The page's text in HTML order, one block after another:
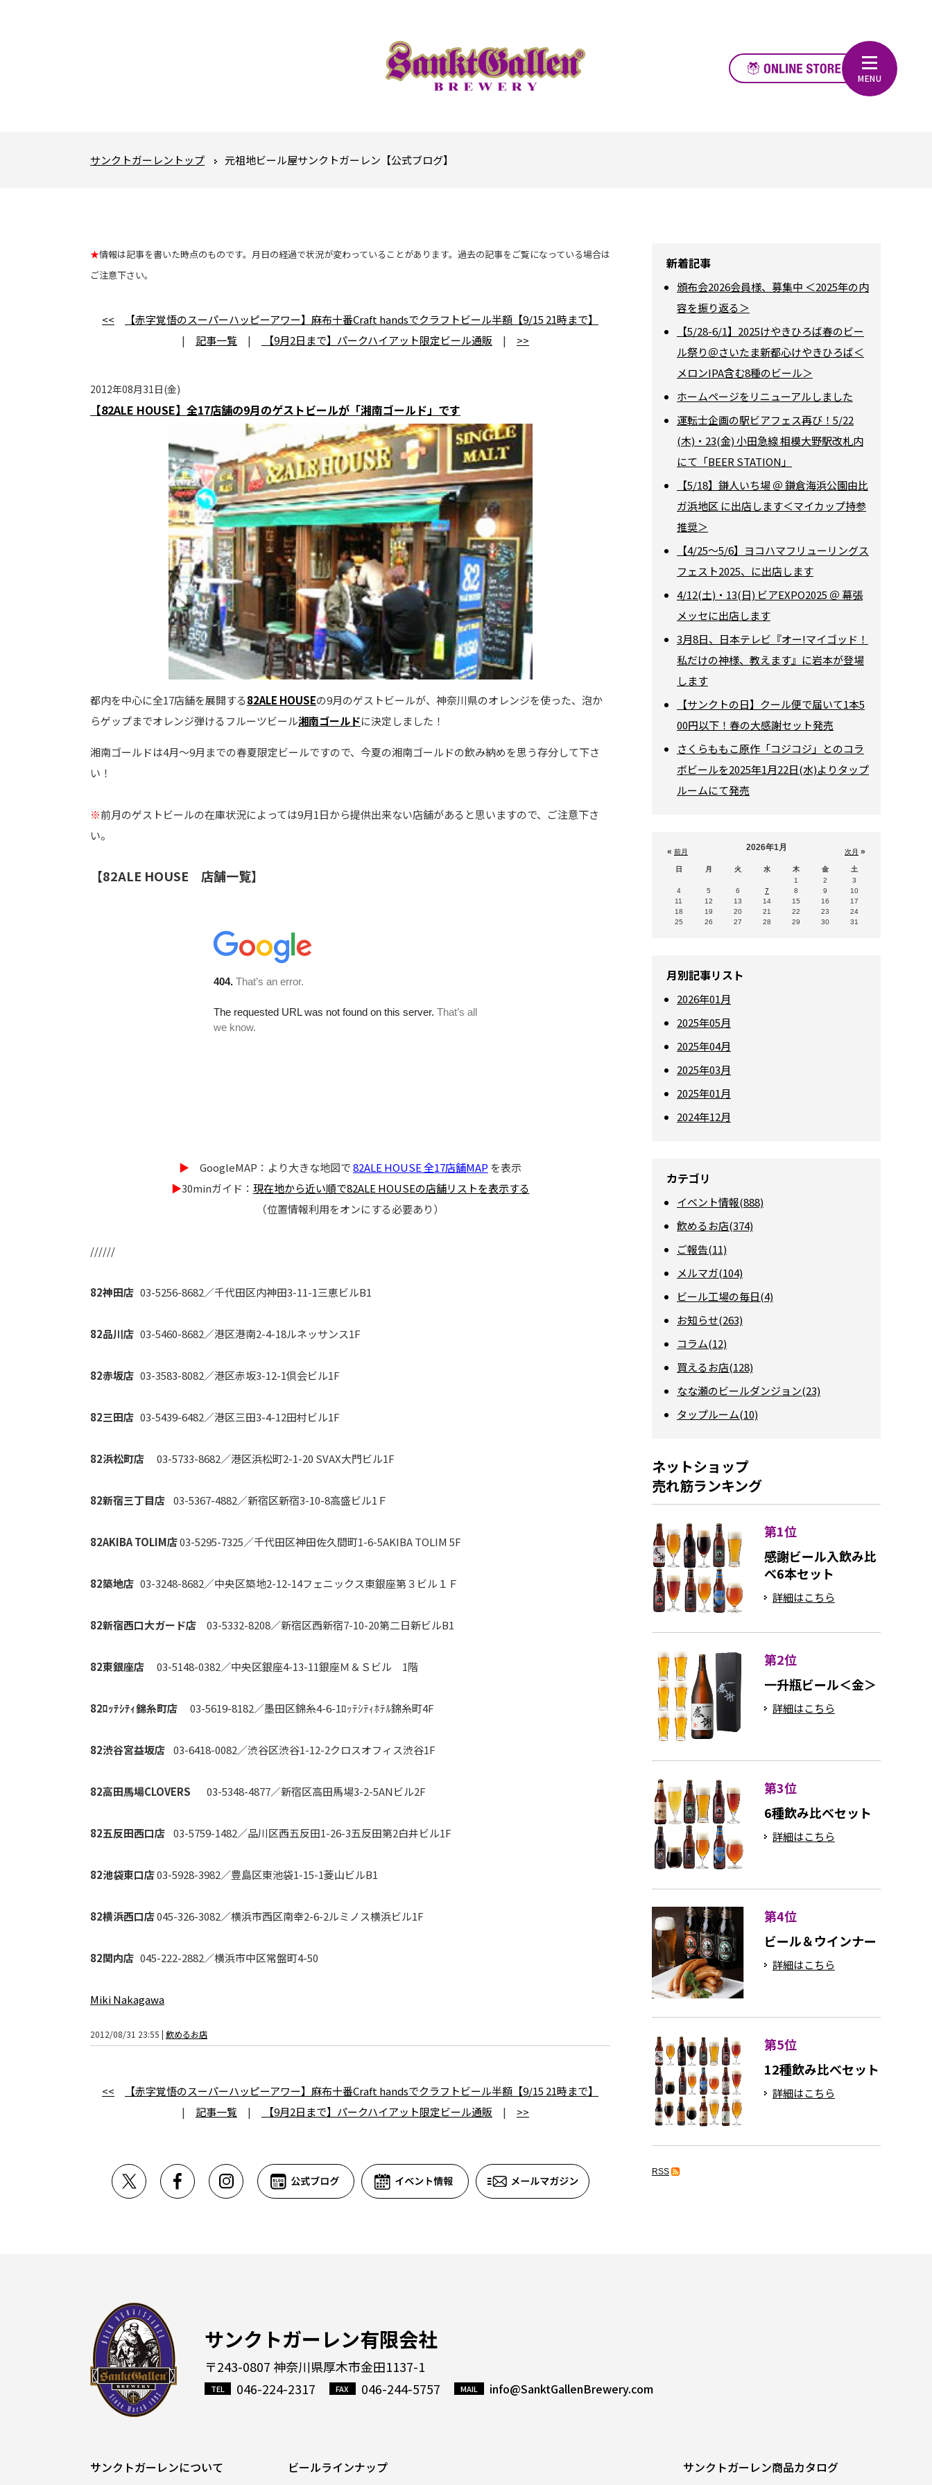
サンクトガーレントップ 元祖地ビール屋サンクトガーレン【公式ブログ】
★情報は記事を書いた時点のものです。月日の経過で状況が変わっていることがあります。過去の記事をご覧になっている場合は
ご注意下さい。
<<
【赤字覚悟のスーパーハッピーアワー】麻布十番Craft handsでクラフトビール半額【9/15 21時まで】
| 記事一覧 | 【9月2日まで】パークハイアット限定ビール通販 | >>
2012年08月31日(金)
【82ALE HOUSE】全17店舗の9月のゲストビールが「湘南ゴールド」です
都内を中心に全17店舗を展開する82ALE HOUSEの9月のゲストビールが、神奈川県のオレンジを使った、泡か
らゲップまでオレンジ弾けるフルーツビール湘南ゴールドに決定しました！
湘南ゴールドは4月～9月までの春夏限定ビールですので、今夏の湘南ゴールドの飲み納めを思う存分して下さ
い！
※前月のゲストビールの在庫状況によっては9月1日から提供出来ない店舗があると思いますので、ご注意下さ
い。
【82ALE HOUSE 店舗一覧】
▶ GoogleMAP：より大きな地図で82ALE HOUSE 全17店舗MAP を表示
▶30minガイド： 現在地から近い順で82ALE HOUSEの店舗リストを表示する
（位置情報利用をオンにする必要あり）
//////
82神田店 03-5256-8682／千代田区内神田3-11-1三恵ビルB1
82品川店 03-5460-8682／港区港南2-4-18ルネッサンス1F
82赤坂店 03-3583-8082／港区赤坂3-12-1倶会ビル1F
82三田店 03-5439-6482／港区三田3-4-12田村ビル1F
82浜松町店 03-5733-8682／港区浜松町2-1-20 SVAX大門ビル1F
82新宿三丁目店 03-5367-4882／新宿区新宿3-10-8高盛ビル1Ｆ
82AKIBA TOLIM店03-5295-7325／千代田区神田佐久間町1-6-5AKIBA TOLIM 5F
82築地店 03-3248-8682／中央区築地2-12-14フェニックス東銀座第３ビル１Ｆ
82新宿西口大ガード店 03-5332-8208／新宿区西新宿7-10-20第二日新ビルB1
82東銀座店 03-5148-0382／中央区銀座4-13-11銀座Ｍ＆Ｓビル 1階
82ﾛｯﾃｼﾃｨ錦糸町店 03-5619-8182／墨田区錦糸4-6-1ﾛｯﾃｼﾃｨﾎﾃﾙ錦糸町4F
82渋谷宮益坂店 03-6418-0082／渋谷区渋谷1-12-2クロスオフィス渋谷1F
82高田馬場CLOVERS 03-5348-4877／新宿区高田馬場3-2-5ANビル2F
82五反田西口店 03-5759-1482／品川区西五反田1-26-3五反田第2白井ビル1F
82池袋東口店03-5928-3982／豊島区東池袋1-15-1菱山ビルB1
82横浜西口店045-326-3082／横浜市西区南幸2-6-2ルミノス横浜ビル1F
82関内店 045-222-2882／横浜市中区常盤町4-50
Miki Nakagawa
2012/08/31 23:55 | 飲めるお店
<<
【赤字覚悟のスーパーハッピーアワー】麻布十番Craft handsでクラフトビール半額【9/15 21時まで】
| 記事一覧 | 【9月2日まで】パークハイアット限定ビール通販 | >>
新着記事
頒布会2026会員様、募集中 ＜2025年の内
容を振り返る＞
【5/28-6/1】2025けやきひろば春のビー
ル祭り＠さいたま新都心けやきひろば＜
メロンIPA含む8種のビール＞
ホームページをリニューアルしました
運転士企画の駅ビアフェス再び！5/22
(木)・23(金) 小田急線 相模大野駅改札内
にて「BEER STATION」
【5/18】鎌人いち場 ＠ 鎌倉海浜公園由比
ガ浜地区 に出店します＜マイカップ持参
推奨＞
【4/25～5/6】ヨコハマフリューリングス
フェスト2025、に出店します
4/12(土)・13(日) ビアEXPO2025 ＠ 幕張
メッセに出店します
3月8日、日本テレビ『オー!マイゴッド！
私だけの神様、教えます』に岩本が登場
します
【サンクトの日】クール便で届いて1本5
00円以下！春の大感謝セット発売
さくらももこ原作「コジコジ」とのコラ
ボビールを2025年1月22日(水)よりタップ
ルームにて発売
« 前月 次月 »
2026年1月
日 月 火 水 木 金
土
1
2
3
4
5 6 7 8 9
10
11
12 13 14 15 16
17
18
19 20 21 22 23
24
25
26 27 28 29 30 31
月別記事リスト
2026年01月
2025年05月
2025年04月
2025年03月
2025年01月
2024年12月
カテゴリ
イベント情報(888)
飲めるお店(374)
ご報告(11)
メルマガ(104)
ビール工場の毎日(4)
お知らせ(263)
コラム(12)
買えるお店(128)
なな瀬のビールダンジョン(23)
タップルーム(10)
ネットショップ
売れ筋ランキング
第1位
感謝ビール入飲み比
べ6本セット
詳細はこちら
第2位
一升瓶ビール＜金＞
詳細はこちら
第3位
6種飲み比べセット
詳細はこちら
第4位
ビール＆ウインナー
詳細はこちら
第5位
12種飲み比べセット
詳細はこちら
RSS
サンクトガーレン有限会社
〒243-0807 神奈川県厚木市金田1137-1
046-224-2317
046-244-5757 info@SanktGallenBrewery.com
サンクトガーレンについて ビールラインナップ サンクトガーレン商品カタログ